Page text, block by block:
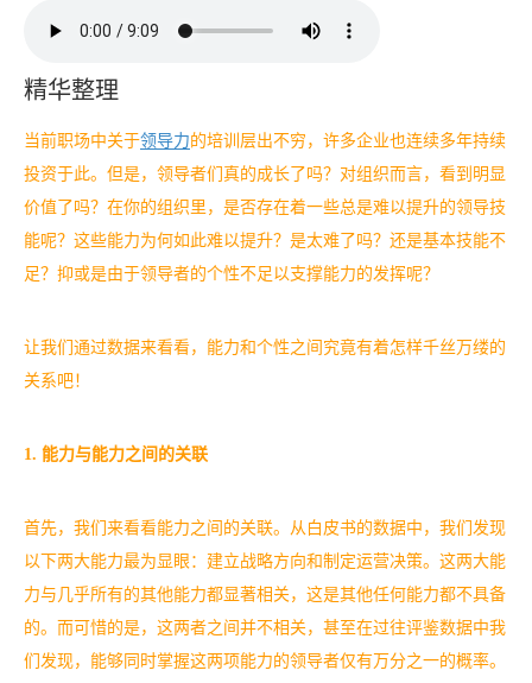
精华整理
当前职场中关于领导力的培训层出不穷，许多企业也连续多年持续
投资于此。但是，领导者们真的成长了吗？对组织而言，看到明显
价值了吗？在你的组织里，是否存在着一些总是难以提升的领导技
能呢？这些能力为何如此难以提升？是太难了吗？还是基本技能不
足？抑或是由于领导者的个性不足以支撑能力的发挥呢？
让我们通过数据来看看，能力和个性之间究竟有着怎样千丝万缕的
关系吧！
1. 能力与能力之间的关联
首先，我们来看看能力之间的关联。从白皮书的数据中，我们发现
以下两大能力最为显眼：建立战略方向和制定运营决策。这两大能
力与几乎所有的其他能力都显著相关，这是其他任何能力都不具备
的。而可惜的是，这两者之间并不相关，甚至在过往评鉴数据中我
们发现，能够同时掌握这两项能力的领导者仅有万分之一的概率。